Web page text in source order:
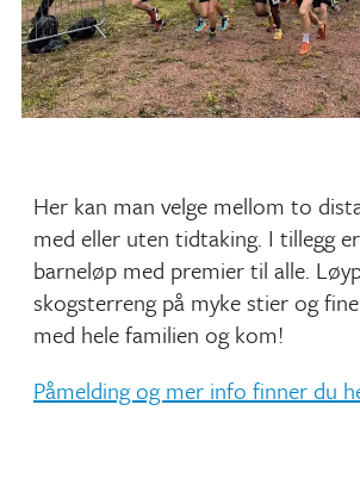
Her kan man velge mellom to
med eller uten tidtaking. I tillegg
barneløp med premier til alle.
skogsterreng på myke stier og
med hele familien og kom!
Påmelding og mer info finner du